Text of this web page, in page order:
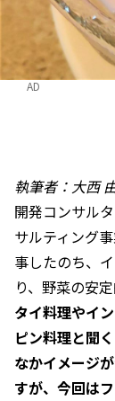
AD
執筆者：大西
開発コンサル
サルティング
事したのち、
り、野菜の安
タイ料理やイ
ピン料理と聞
なかイメージ
すが、今回は